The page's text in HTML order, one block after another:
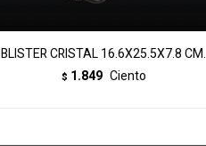
BLISTER CRISTAL 16.6X25.5X7.8 CM.
$ 1.849 Ciento